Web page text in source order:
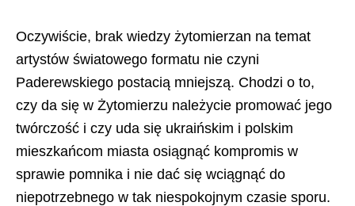
Oczywiście, brak wiedzy żytomierzan na temat
artystów światowego formatu nie czyni
Paderewskiego postacią mniejszą. Chodzi o to,
czy da się w Żytomierzu należycie promować jego
twórczość i czy uda się ukraińskim i polskim
mieszkańcom miasta osiągnąć kompromis w
sprawie pomnika i nie dać się wciągnąć do
niepotrzebnego w tak niespokojnym czasie sporu.